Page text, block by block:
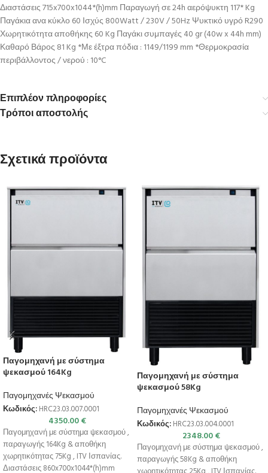
Διαστάσεις 715x700x1044*(h)mm Παραγωγή σε 24h αερόψυκτη 117* Kg
Παγάκια ανα κύκλο 60 Ισχύς 800Watt / 230V / 50Hz Ψυκτικό υγρό R290
Χωρητικότητα αποθήκης 60 Kg Παγάκι συμπαγές 40 gr (40w x 44h mm)
Καθαρό Βάρος 81 Kg *Με έξτρα πόδια : 1149/1199 mm *Θερμοκρασία
περιβάλλοντος / νερού : 10°C
Επιπλέον πληροφορίες
Τρόποι αποστολής
Σχετικά προϊόντα
Παγομηχανή με σύστημα
ψεκασμού 164Kg
Παγομηχανές Ψεκασμού
Κωδικός: HRC23.03.007.0001
4350.00€
Παγομηχανή με σύστημα ψεκασμού ,
παραγωγής 164Kg & αποθήκη
χωρητικότητας 75Kg , ITV Ισπανίας.
Διαστάσεις 860x700x1044*(h)mm
Παγομηχανή με σύστημα
ψεκασμού 58Kg
Παγομηχανές Ψεκασμού
Κωδικός: HRC23.03.004.0001
2348.00€
Παγομηχανή με σύστημα ψεκασμού ,
παραγωγής 58Kg & αποθήκη